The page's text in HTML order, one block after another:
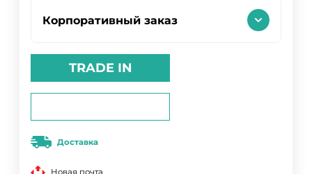
Корпоративный заказ
TRADE IN
Доставка
Новая почта